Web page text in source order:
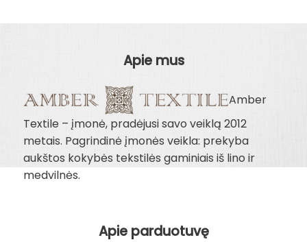
Apie mus
Amber
Textile – įmonė, pradėjusi savo veiklą 2012
metais. Pagrindinė įmonės veikla: prekyba
aukštos kokybės tekstilės gaminiais iš lino ir
medvilnės.
Apie parduotuvę